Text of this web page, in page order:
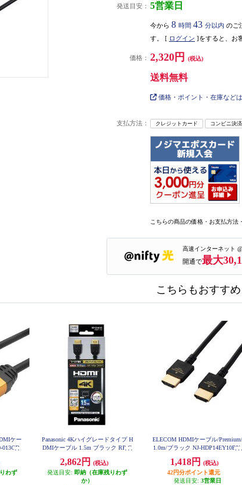
発送目安： 5営業日
今から 8 時間 43 分以内 のご
す。 [ ログイン ]をすると、お
価格： 2,320円 (税込)
送料無料
価格・ポイント・在庫など
支払方法： クレジットカード コンビニ決済
こちらの商品の価格・お支払方法
高速インターネット
開通で最大
こちらもおすすめ
ケー
013GD
わず
Panasonic 4Kハイグレードタイプ H
DMIケーブル 1.5m ブラック RP-C
2,862円
(税込)
発送目安: 即納（在庫残りわず
か）
ELECOM HDMIケーブル/Premium/
1.0m/ブラック NJ-HDP14EY10BK
1,418円
(税込)
42円分ポイント還元
発送目安: 3営業日